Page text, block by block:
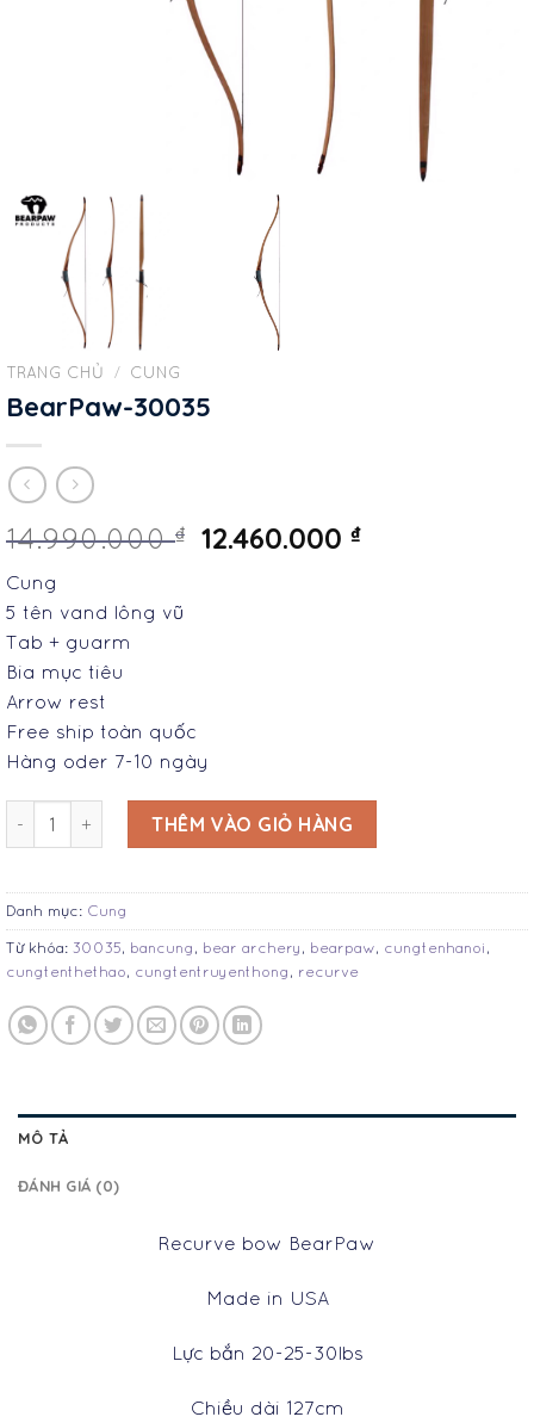
TRANG CHỦ / CUNG
BearPaw-30035
14.990.000₫ 12.460.000₫
Cung
5 tên vand lông vũ
Tab + guarm
Bia mục tiêu
Arrow rest
Free ship toàn quốc
Hàng oder 7-10 ngày
BearPaw-30035 số lượngTHÊM VÀO GIỎ HÀNG
Danh mục: Cung
Từ khóa: 30035, bancung , bear archery , bearpaw, cungtenhanoi ,
cungtenthethao, cungtentruyenthong , recurve
MÔ TẢ
ĐÁNH GIÁ (0)
Recurve bow BearPaw
Made in USA
Lực bắn 20-25-30lbs
Chiều dài 127cm